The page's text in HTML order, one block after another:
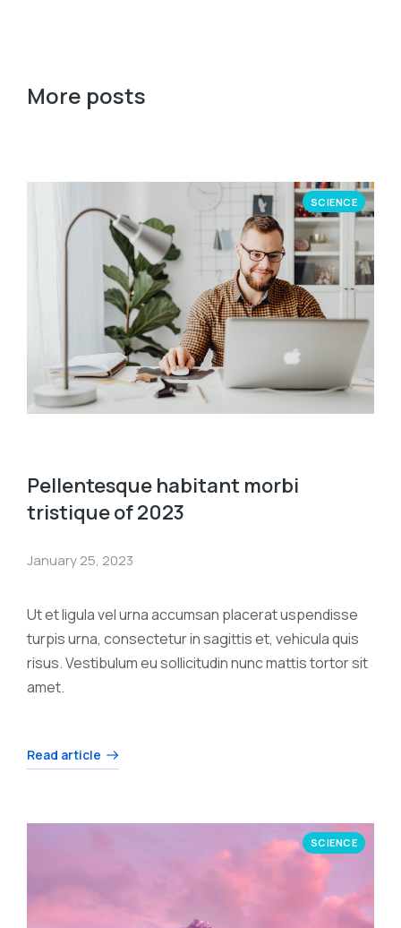
More posts
SCIENCE
Pellentesque habitant morbi
tristique of 2023
January 25, 2023
Ut et ligula vel urna accumsan placerat uspendisse
turpis urna, consectetur in sagittis et, vehicula quis
risus. Vestibulum eu sollicitudin nunc mattis tortor sit
amet.
Read article
SCIENCE